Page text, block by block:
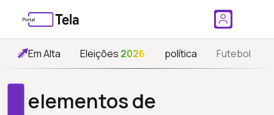
Em Alta Eleições 2026 política Futebol
elementos de